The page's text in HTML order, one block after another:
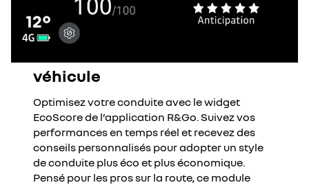
véhicule
Optimisez votre conduite avec le widget
EcoScore de l’application R&Go. Suivez vos
performances en temps réel et recevez des
conseils personnalisés pour adopter un style
de conduite plus éco et plus économique.
Pensé pour les pros sur la route, ce module